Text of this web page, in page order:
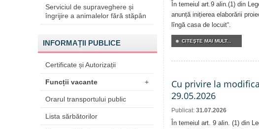
Serviciul de supraveghere și
îngrijire a animalelor fără stăpân
INFORMAȚII PUBLICE
Certificate și Autorizații
Funcții vacante +
Orarul transportului public
Lista sărbătorilor
În temeiul art.9 alin.(1) din
anunță inițierea elaborării
lîngă casa de locuit“.
CITEŞTE MAI MULT...
Cu privire la
29.05.2026
Publicat: 31.07.2026
În temeiul art. 9 alin. (1) din